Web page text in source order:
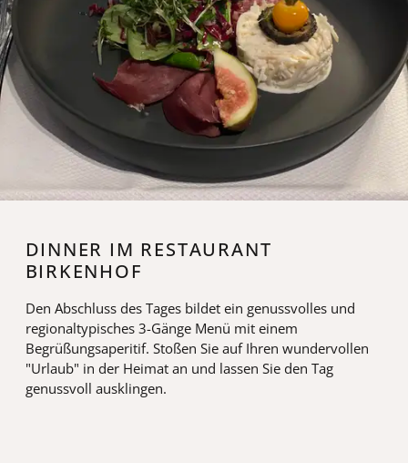
DINNER IM RESTAURANT
BIRKENHOF
Den Abschluss des Tages bildet ein genussvolles und
regionaltypisches 3-Gänge Menü mit einem
Begrüßungsaperitif. Stoßen Sie auf Ihren wundervollen
"Urlaub" in der Heimat an und lassen Sie den Tag
genussvoll ausklingen.